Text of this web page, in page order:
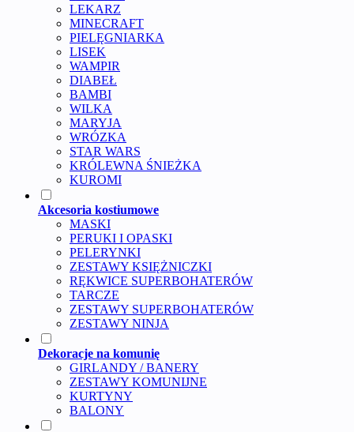
LEKARZ
MINECRAFT
PIELĘGNIARKA
LISEK
WAMPIR
DIABEŁ
BAMBI
WILKA
MARYJA
WRÓZKA
STAR WARS
KRÓLEWNA ŚNIEŻKA
KUROMI
Akcesoria kostiumowe
MASKI
PERUKI I OPASKI
PELERYNKI
ZESTAWY KSIĘŻNICZKI
RĘKWICE SUPERBOHATERÓW
TARCZE
ZESTAWY SUPERBOHATERÓW
ZESTAWY NINJA
Dekoracje na komunię
GIRLANDY / BANERY
ZESTAWY KOMUNIJNE
KURTYNY
BALONY